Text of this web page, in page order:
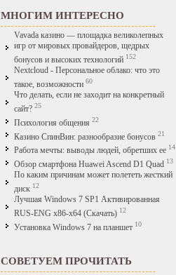
МНОГИМ ИНТЕРЕСНО
Vavada казино — площадка великолепных
игр от мировых провайдеров, щедрых
бонусов и высоких технологий 152
Nextcloud - Персональное облако: что это
такое, возможности 60
Что делать, если не заходит на конкретный
сайт? 25
Психология общения 22
Казино СпинВин: разнообразие бонусов 21
Работа мечты: выводы людей, обретших ее 14
Обзор смартфона Huawei Ascend D1 Quad 13
По каким причинам может полететь жесткий
диск 12
Лучшая Windows 7 SP1 Активированная
RUS-ENG x86-x64 (Скачать) 12
Установка Windows 7 на планшет 10
СОВЕТУЕМ ПРОЧИТАТЬ